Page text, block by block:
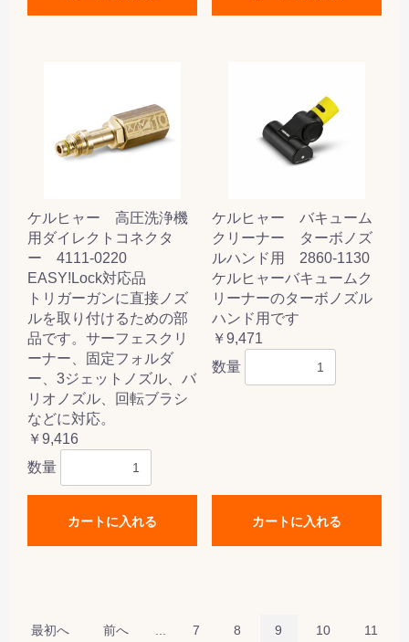
ケルヒャー 高圧洗浄機
用ダイレクトコネクタ
ー 4111-0220
EASY!Lock対応品
トリガーガンに直接ノズ
ルを取り付けるための部
品です。サーフェスクリ
ーナー、固定フォルダ
ー、3ジェットノズル、バ
リオノズル、回転ブラシ
などに対応。
￥9,416
数量
カートに入れる
ケルヒャー バキューム
クリーナー ターボノズ
ルハンド用 2860-1130
ケルヒャーバキュームク
リーナーのターボノズル
ハンド用です
￥9,471
数量
カートに入れる
最初へ 前へ 7 8 9 10 11